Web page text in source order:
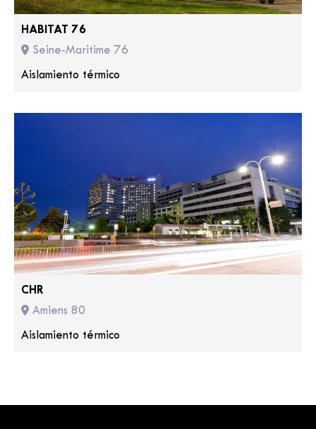
HABITAT 76
Seine-Maritime 76
Aislamiento térmico
CHR
Amiens 80
Aislamiento térmico